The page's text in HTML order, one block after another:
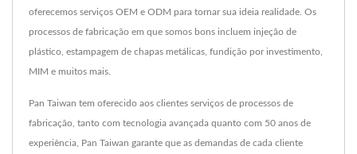
oferecemos serviços OEM e ODM para tornar sua ideia realidade. Os
processos de fabricação em que somos bons incluem injeção de
plástico, estampagem de chapas metálicas, fundição por investimento,
MIM e muitos mais.
Pan Taiwan tem oferecido aos clientes serviços de processos de
fabricação, tanto com tecnologia avançada quanto com 50 anos de
experiência, Pan Taiwan garante que as demandas de cada cliente